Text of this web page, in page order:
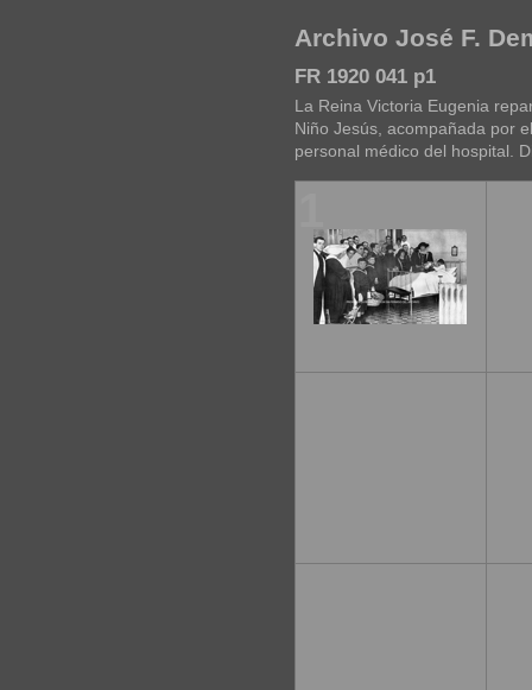
Archivo José F.
FR 1920 041 p1
La Reina Victoria Eugenia
Niño Jesús, acompañada por
personal médico del hospital.